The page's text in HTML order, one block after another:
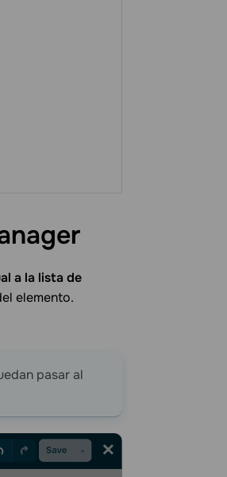
a la lista de
elemento.
pasar al